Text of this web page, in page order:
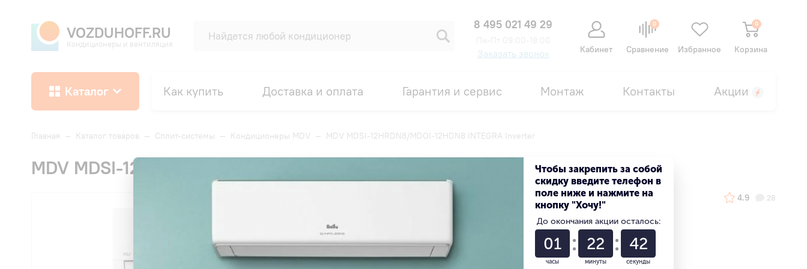
VOZDUHOFF.RU
Кондиционеры и вентиляция
8 495 021 49 29
Заказать звонок Кабинет
0
Сравнение Избранное
0
Корзина
Каталог Как купить Доставка и оплата Гарантия и сервис Монтаж Контакты Акции
Главная — Каталог товаров — Сплит-системы — Кондиционеры MDV — MDV MDSI-12HRDN8/MDOI-12HDN8 INTEGRA Inverter
MDV MDSI-12HRDN8/MDOI-12HDN8 INTEGRA Inverter
4.9 28
Получить скидку
Чтобы закрепить за собой
скидку введите телефон в
поле ниже и нажмите на
кнопку "Хочу!"
До окончания акции осталось:
01
часы
22
минуты
41
секунды